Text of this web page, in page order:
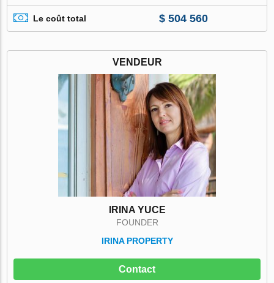
Le coût total $ 504 560
VENDEUR
IRINA YUCE
FOUNDER
IRINA PROPERTY
Contact